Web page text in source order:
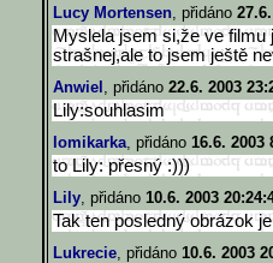
Lucy Mortensen, přidáno
Myslela jsem si,že ve filmu
strašnej,ale to jsem ještě
Anwiel , přidáno 22.6. 2003
Lily:souhlasim
lomikarka, přidáno 16.6. 2003
to Lily: přesný :)))
Lily, přidáno 10.6. 2003
Tak ten posledný obrázok
Lukrecie, přidáno 10.6. 2003